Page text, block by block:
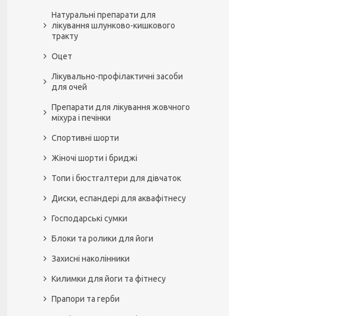
Натуральні препарати для
лікування шлунково-кишкового
тракту
Оцет
Лікувально-профілактичні засоби
для очей
Препарати для лікування жовчного
міхура і печінки
Спортивні шорти
Жіночі шорти і бриджі
Топи і бюстгалтери для дівчаток
Диски, еспандері для аквафітнесу
Господарські сумки
Блоки та ролики для йоги
Захисні наколінники
Килимки для йоги та фітнесу
Прапори та герби